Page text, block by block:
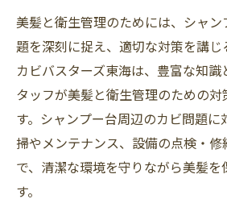
美髪と衛生管理のためには、シャ
題を深刻に捉え、適切な対策を講じ
カビバスターズ東海は、豊富な知
タッフが美髪と衛生管理のための対
す。シャンプー台周辺のカビ問題に
掃やメンテナンス、設備の点検・修
で、清潔な環境を守りながら美髪を
す。